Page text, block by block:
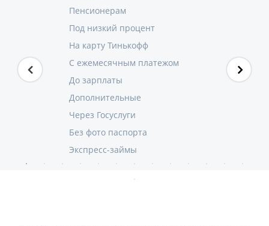
Пенсионерам
Под низкий процент
На карту Тинькофф
С ежемесячным платежом
До зарплаты
Дополнительные
Через Госуслуги
Без фото паспорта
Экспресс-займы